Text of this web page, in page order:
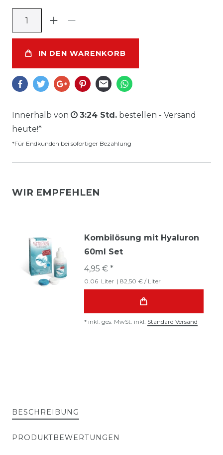
IN DEN WARENKORB
Innerhalb von 3:24 Std. bestellen - Versand
heute!*
*Für Endkunden bei sofortiger Bezahlung
WIR EMPFEHLEN
Kombilösung mit Hyaluron
60ml Set
4,95 € *
0.06 Liter | 82,50 € / Liter
* inkl. ges. MwSt. inkl. Standard Versand
BESCHREIBUNG
PRODUKTBEWERTUNGEN